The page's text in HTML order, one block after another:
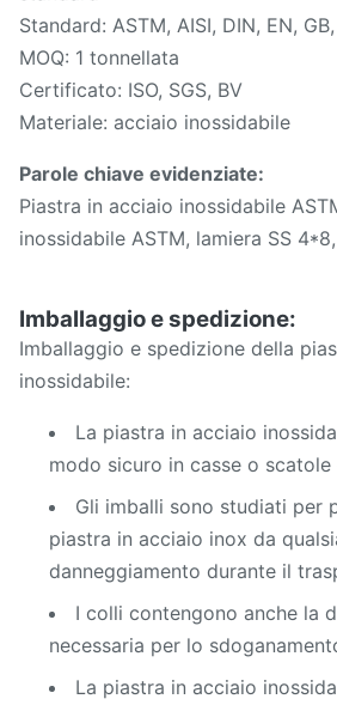
Standard: ASTM, AISI, DIN, EN,
MOQ: 1 tonnellata
Certificato: ISO, SGS, BV
Materiale: acciaio inossidabile
Parole chiave evidenziate:
Piastra in acciaio inossidabile
inossidabile ASTM, lamiera SS
Imballaggio e spedizione:
Imballaggio e spedizione della
inossidabile:
La piastra in acciaio
modo sicuro in casse o scatole
Gli imballi sono studiati per
piastra in acciaio inox da
danneggiamento durante il
I colli contengono anche la
necessaria per lo
La piastra in acciaio